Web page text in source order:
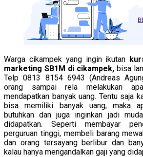
Warga cikampek yang ingin ikutan
marketing SB1M di cikampek, bisa
Telp 0813 8154 6943 (Andreas
orang sampai rela melakukan
mendapatkan banyak uang. Tentu saja
bisa memiliki banyak uang, maka
butuhkan dan juga inginkan jadi
didapatkan. Seperti membayar
perguruan tinggi, membeli barang
dan orang tersayang berlibur dan
kalau hanya mengandalkan gaji yang